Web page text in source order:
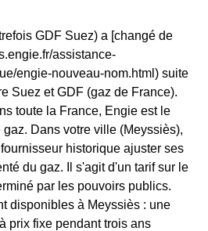
GDF Suez) a [changé de
assistance-
engie-nouveau-nom.html) suite
Suez et GDF (gaz de France).
toute la France, Engie est le
Dans votre ville (Meyssiès),
historique ajuster ses
du gaz. Il s'agit d'un tarif sur le
par les pouvoirs publics.
disponibles à Meyssiès : une
prix fixe pendant trois ans